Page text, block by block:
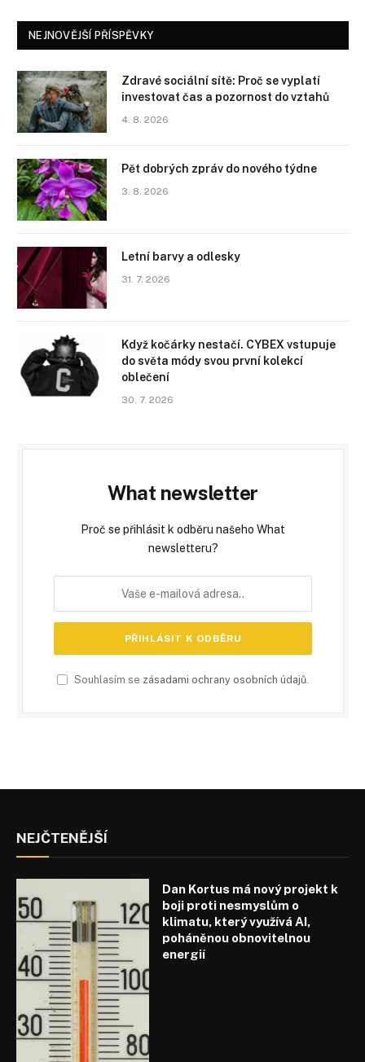
NEJNOVĚJŠÍ PŘÍSPĚVKY
Zdravé sociální sítě: Proč se vyplatí
investovat čas a pozornost do vztahů
4. 8. 2026
Pět dobrých zpráv do nového týdne
3. 8. 2026
Letní barvy a odlesky
31. 7. 2026
Když kočárky nestačí. CYBEX vstupuje
do světa módy svou první kolekcí
oblečení
30. 7. 2026
What newsletter
Proč se přihlásit k odběru našeho What
newsletteru?
Souhlasím se zásadami ochrany osobních údajů.
NEJČTENĚJŠÍ
Dan Kortus má nový projekt k
boji proti nesmyslům o
klimatu, který využívá AI,
poháněnou obnovitelnou
energií